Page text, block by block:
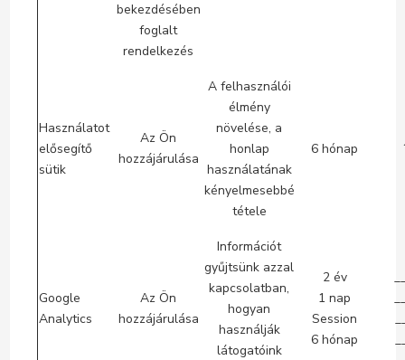
bekezdésében
foglalt
rendelkezés
Használatot
elősegítő
sütik
Az Ön
hozzájárulása
A felhasználói
élmény
növelése, a
honlap
használatának
kényelmesebbé
tétele
6 hónap
Google
Analytics
Az Ön
hozzájárulása
Információt
gyűjtsünk azzal
kapcsolatban,
hogyan
használják
látogatóink
2 év
1 nap
Session
6 hónap